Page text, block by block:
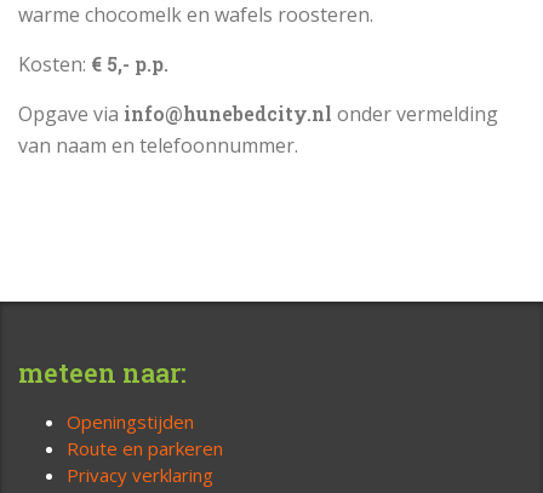
warme chocomelk en wafels roosteren.
Kosten: € 5,- p.p.
Opgave via info@hunebedcity.nl onder vermelding
van naam en telefoonnummer.
meteen naar:
Openingstijden
Route en parkeren
Privacy verklaring